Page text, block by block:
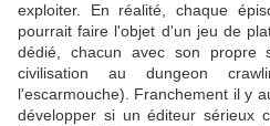
exploiter. En réalité, chaque
pourrait faire l'objet d'un jeu de
dédié, chacun avec son
civilisation au dungeon
l'escarmouche). Franchement il y
développer si un éditeur sérieux